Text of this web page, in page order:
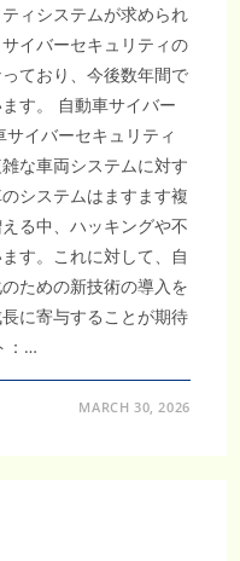
ィシステムが求められ
イバーセキュリティの
ており、今後数年間で
す。 自動車サイバー
イバーセキュリティ
な車両システムに対す
システムはますます複
る中、ハッキングや不
す。これに対して、自
ための新技術の導入を
に寄与することが期待
：…
MARCH 30, 2026